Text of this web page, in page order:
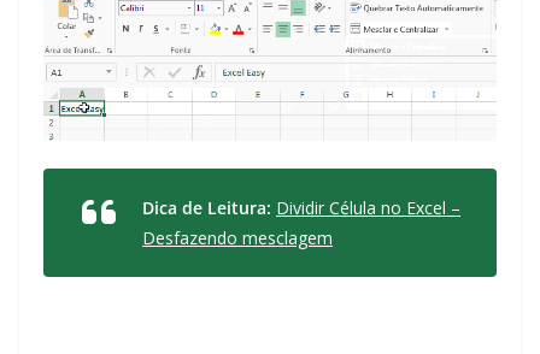
Dica de Leitura: Dividir Célula no Excel –
Desfazendo mesclagem